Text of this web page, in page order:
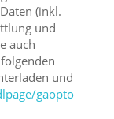
(inkl.
und
auch
und
gaopto